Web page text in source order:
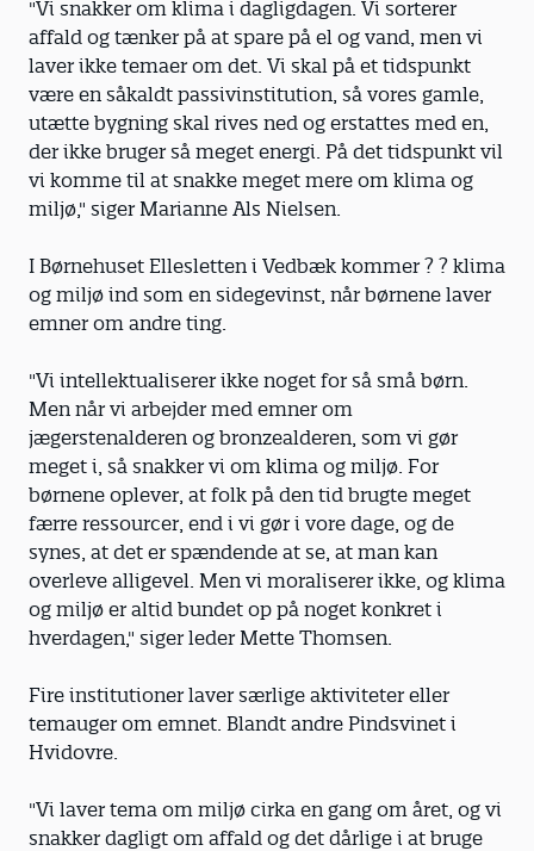
"Vi snakker om klima i dagligdagen. Vi sorterer
affald og tænker på at spare på el og vand, men vi
laver ikke temaer om det. Vi skal på et tidspunkt
være en såkaldt passivinstitution, så vores gamle,
utætte bygning skal rives ned og erstattes med en,
der ikke bruger så meget energi. På det tidspunkt vil
vi komme til at snakke meget mere om klima og
miljø," siger Marianne Als Nielsen.
I Børnehuset Ellesletten i Vedbæk kommer ? ? klima
og miljø ind som en sidegevinst, når børnene laver
emner om andre ting.
"Vi intellektualiserer ikke noget for så små børn.
Men når vi arbejder med emner om
jægerstenalderen og bronzealderen, som vi gør
meget i, så snakker vi om klima og miljø. For
børnene oplever, at folk på den tid brugte meget
færre ressourcer, end i vi gør i vore dage, og de
synes, at det er spændende at se, at man kan
overleve alligevel. Men vi moraliserer ikke, og klima
og miljø er altid bundet op på noget konkret i
hverdagen," siger leder Mette Thomsen.
Fire institutioner laver særlige aktiviteter eller
temauger om emnet. Blandt andre Pindsvinet i
Hvidovre.
"Vi laver tema om miljø cirka en gang om året, og vi
snakker dagligt om affald og det dårlige i at bruge